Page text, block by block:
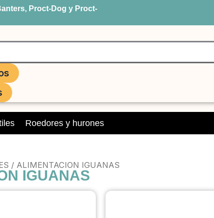
Proct-Dog y Proct-
Roedores y hurones
/ ALIMENTACION IGUANAS
IGUANAS